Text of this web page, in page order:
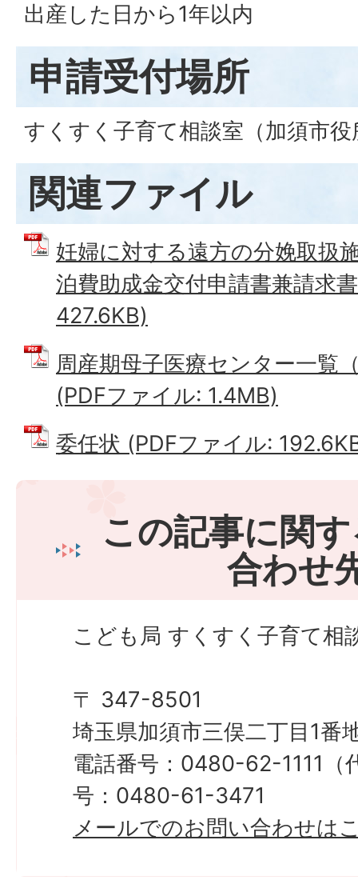
出産した日から1年以内
申請受付場所
すくすく子育て相談室（加須市
関連ファイル
妊婦に対する遠方の分娩取扱
泊費助成金交付申請書兼請求
427.6KB)
周産期母子医療センター一覧
(PDFファイル: 1.4MB)
委任状 (PDFファイル:
この記事に関
合わせ
こども局 すくすく子育て相
〒 347-8501
埼玉県加須市三俣二丁目1番
電話番号：0480-62-1111（
号：0480-61-3471
メールでのお問い合わせは